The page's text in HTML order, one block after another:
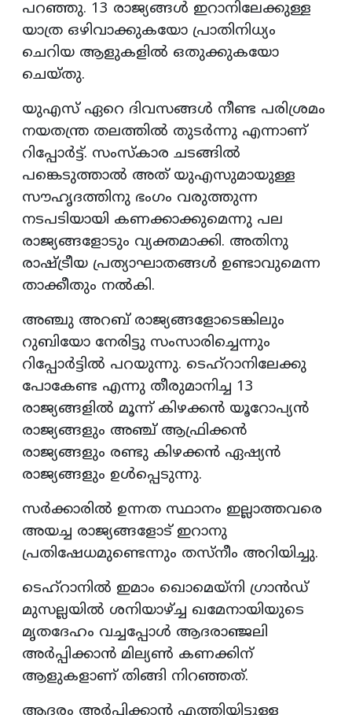
പറഞ്ഞു. 13 രാജ്യങ്ങൾ ഇറാനിലേക്കുള്ള
യാത്ര ഒഴിവാക്കുകയോ പ്രാതിനിധ്യം
ചെറിയ ആളുകളിൽ ഒതുക്കുകയോ
ചെയ്‌തു.
യുഎസ് ഏറെ ദിവസങ്ങൾ നീണ്ട പരിശ്രമം
നയതന്ത്ര തലത്തിൽ തുടർന്നു എന്നാണ്
റിപ്പോർട്ട്. സംസ്കാര ചടങ്ങിൽ
പങ്കെടുത്താൽ അത് യുഎസുമായുള്ള
സൗഹൃദത്തിനു ഭംഗം വരുത്തുന്ന
നടപടിയായി കണക്കാക്കുമെന്നു പല
രാജ്യങ്ങളോടും വ്യക്തമാക്കി. അതിനു
രാഷ്ട്രീയ പ്രത്യാഘാതങ്ങൾ ഉണ്ടാവുമെന്ന
താക്കീതും നൽകി.
അഞ്ചു അറബ് രാജ്യങ്ങളോടെങ്കിലും
റുബിയോ നേരിട്ടു സംസാരിച്ചെന്നും
റിപ്പോർട്ടിൽ പറയുന്നു. ടെഹ്‌റാനിലേക്കു
പോകേണ്ട എന്നു തീരുമാനിച്ച 13
രാജ്യങ്ങളിൽ മൂന്ന് കിഴക്കൻ യൂറോപ്യൻ
രാജ്യങ്ങളും അഞ്ച് ആഫ്രിക്കൻ
രാജ്യങ്ങളും രണ്ടു കിഴക്കൻ ഏഷ്യൻ
രാജ്യങ്ങളും ഉൾപ്പെടുന്നു.
സർക്കാരിൽ ഉന്നത സ്ഥാനം ഇല്ലാത്തവരെ
അയച്ച രാജ്യങ്ങളോട് ഇറാനു
പ്രതിഷേധമുണ്ടെന്നും തസ്‌നീം അറിയിച്ചു.
ടെഹ്റാനിൽ ഇമാം ഖൊമെയ്‌നി ഗ്രാൻഡ്
മുസല്ലയിൽ ശനിയാഴ്ച്ച ഖമേനായിയുടെ
മൃതദേഹം വച്ചപ്പോൾ ആദരാഞ്ജലി
അർപ്പിക്കാൻ മില്യൺ കണക്കിന്
ആളുകളാണ് തിങ്ങി നിറഞ്ഞത്.